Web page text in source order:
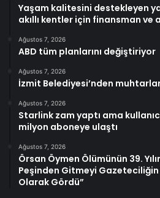
Yaşam kalitesini destekleyen
akıllı kentler için finansman ve
Ağustos 7, 2026
ABD tüm planlarını değiştiriyor
Ağustos 7, 2026
İzmit Belediyesi’nden
Ağustos 7, 2026
Starlink zam yaptı ama
milyon aboneye ulaştı
Ağustos 7, 2026
Örsan Öymen Ölümünün 39.
Peşinden Gitmeyi
Olarak Gördü”